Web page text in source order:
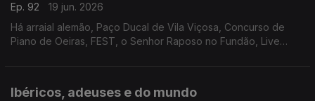
Ep. 92
19 jun. 2026
Há arraial alemão, Paço Ducal de Vila Viçosa, Concurso de
Piano de Oeiras, FEST, o Senhor Raposo no Fundão, Live
Ibéricos, adeuses e do mundo